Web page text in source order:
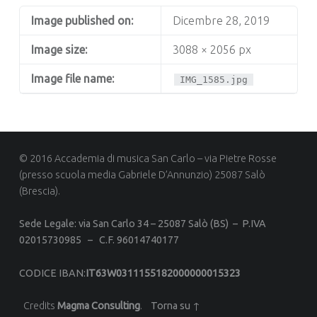
Image published on: Dicembre 28, 2019
Image size: 3088 × 2056 px
Image file name: IMG_1585.jpg
© 2016 Accademia di musica San Carlo – via Pietre Rosse
(presso scuola media Gabriele D’Annunzio) 25087 Salò
(Brescia).
Sede Legale: via San Carlo 34 – 25087 Salò (BS) – P.IVA
02015730985 – C.F. 96014740177
CODICE IBAN:IT63W0311155182000000015323
Credits Magma Consulting. Torna su ↑